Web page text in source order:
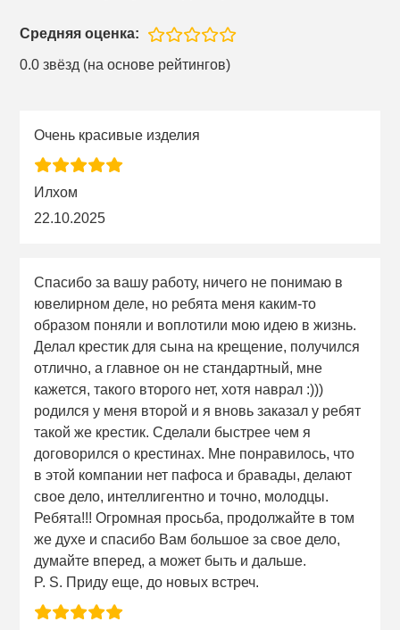
Средняя оценка:
0.0 звёзд (на основе рейтингов)
Очень красивые изделия
Илхом
22.10.2025
Спасибо за вашу работу, ничего не понимаю в
ювелирном деле, но ребята меня каким-то
образом поняли и воплотили мою идею в жизнь.
Делал крестик для сына на крещение, получился
отлично, а главное он не стандартный, мне
кажется, такого второго нет, хотя наврал :)))
родился у меня второй и я вновь заказал у ребят
такой же крестик. Сделали быстрее чем я
договорился о крестинах. Мне понравилось, что
в этой компании нет пафоса и бравады, делают
свое дело, интеллигентно и точно, молодцы.
Ребята!!! Огромная просьба, продолжайте в том
же духе и спасибо Вам большое за свое дело,
думайте вперед, а может быть и дальше.
P. S. Приду еще, до новых встреч.